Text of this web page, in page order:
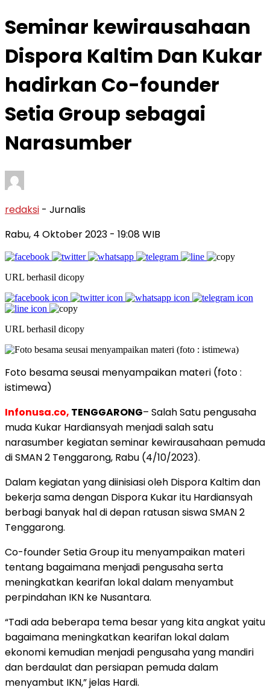
Seminar kewirausahaan
Dispora Kaltim Dan Kukar
hadirkan Co-founder
Setia Group sebagai
Narasumber
redaksi - Jurnalis
Rabu, 4 Oktober 2023 - 19:08 WIB
URL berhasil dicopy
URL berhasil dicopy
Foto besama seusai menyampaikan materi (foto :
istimewa)
Infonusa.co, TENGGARONG– Salah Satu pengusaha
muda Kukar Hardiansyah menjadi salah satu
narasumber kegiatan seminar kewirausahaan pemuda
di SMAN 2 Tenggarong, Rabu (4/10/2023).
Dalam kegiatan yang diinisiasi oleh Dispora Kaltim dan
bekerja sama dengan Dispora Kukar itu Hardiansyah
berbagi banyak hal di depan ratusan siswa SMAN 2
Tenggarong.
Co-founder Setia Group itu menyampaikan materi
tentang bagaimana menjadi pengusaha serta
meningkatkan kearifan lokal dalam menyambut
perpindahan IKN ke Nusantara.
“Tadi ada beberapa tema besar yang kita angkat yaitu
bagaimana meningkatkan kearifan lokal dalam
ekonomi kemudian menjadi pengusaha yang mandiri
dan berdaulat dan persiapan pemuda dalam
menyambut IKN,” jelas Hardi.